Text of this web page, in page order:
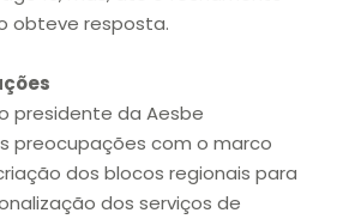
obteve resposta.
presidente da Aesbe
preocupações com o marco
dos blocos regionais para
dos serviços de